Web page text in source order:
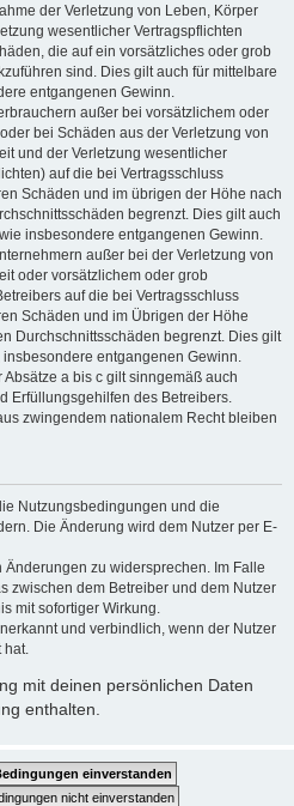
der Verletzung von Leben, Körper
wesentlicher Vertragspflichten
die auf ein vorsätzliches oder grob
sind. Dies gilt auch für mittelbare
entgangenen Gewinn.
außer bei vorsätzlichem oder
bei Schäden aus der Verletzung von
und der Verletzung wesentlicher
auf die bei Vertragsschluss
Schäden und im übrigen der Höhe nach
begrenzt. Dies gilt auch
insbesondere entgangenen Gewinn.
außer bei der Verletzung von
oder vorsätzlichem oder grob
auf die bei Vertragsschluss
Schäden und im Übrigen der Höhe
Durchschnittsschäden begrenzt. Dies gilt
entgangenen Gewinn.
a bis c gilt sinngemäß auch
Erfüllungsgehilfen des Betreibers.
zwingendem nationalem Recht bleiben
Nutzungsbedingungen und die
Die Änderung wird dem Nutzer per E-
Änderungen zu widersprechen. Im Falle
zwischen dem Betreiber und dem Nutzer
mit sofortiger Wirkung.
und verbindlich, wenn der Nutzer
hat.
mit deinen persönlichen Daten
enthalten.